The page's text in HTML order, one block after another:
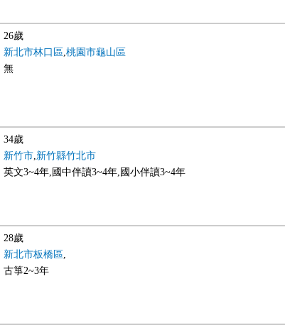
26歲
新北市林口區,桃園市龜山區
無
34歲
新竹市,新竹縣竹北市
英文3~4年,國中伴讀3~4年,國小伴讀3~4年
28歲
新北市板橋區,
古箏2~3年